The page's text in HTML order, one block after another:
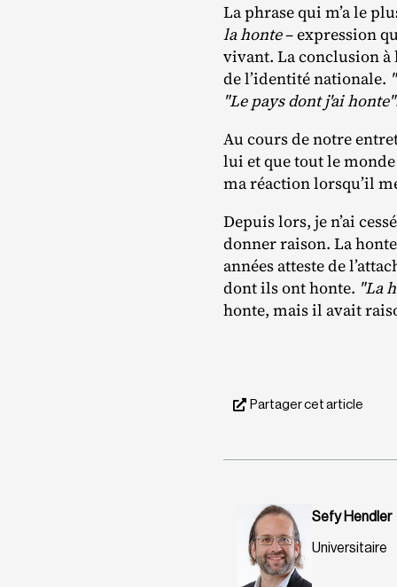
La phrase qui m’a le
la honte– expression
vivant. La conclusion
de l’identité nationale.
"Le pays dont j'ai honte"
Au cours de notre
lui et que tout le
ma réaction lorsqu’il
Depuis lors, je n’ai
donner raison. La
années atteste de
dont ils ont honte. "La
honte, mais il avait
Partager cet article
Sefy Hendler
Universitaire